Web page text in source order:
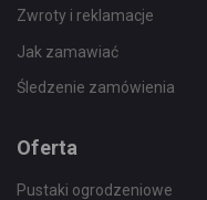
Zwroty i reklamacje
Jak zamawiać
Śledzenie zamówienia
Oferta
Pustaki ogrodzeniowe